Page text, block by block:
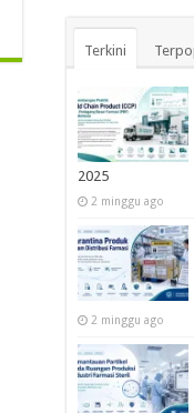
Terkini
2025
2 minggu ago
2 minggu ago